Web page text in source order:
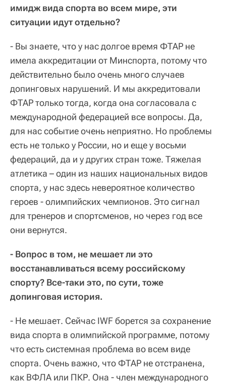
имидж вида спорта во всем мире, эти
ситуации идут отдельно?
- Вы знаете, что у нас долгое время ФТАР не
имела аккредитации от Минспорта, потому что
действительно было очень много случаев
допинговых нарушений. И мы аккредитовали
ФТАР только тогда, когда она согласовала с
международной федерацией все вопросы. Да,
для нас событие очень неприятно. Но проблемы
есть не только у России, но и еще у восьми
федераций, да и у других стран тоже. Тяжелая
атлетика – один из наших национальных видов
спорта, у нас здесь невероятное количество
героев - олимпийских чемпионов. Это сигнал
для тренеров и спортсменов, но через год все
они вернутся.
- Вопрос в том, не мешает ли это
восстанавливаться всему российскому
спорту? Все-таки это, по сути, тоже
допинговая история.
- Не мешает. Сейчас IWF борется за сохранение
вида спорта в олимпийской программе, потому
что есть системная проблема во всем виде
спорта. Очень важно, что ФТАР не отстранена,
как ВФЛА или ПКР. Она - член международного